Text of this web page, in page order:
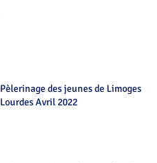
Pèlerinage des jeunes de Limoges
Lourdes Avril 2022